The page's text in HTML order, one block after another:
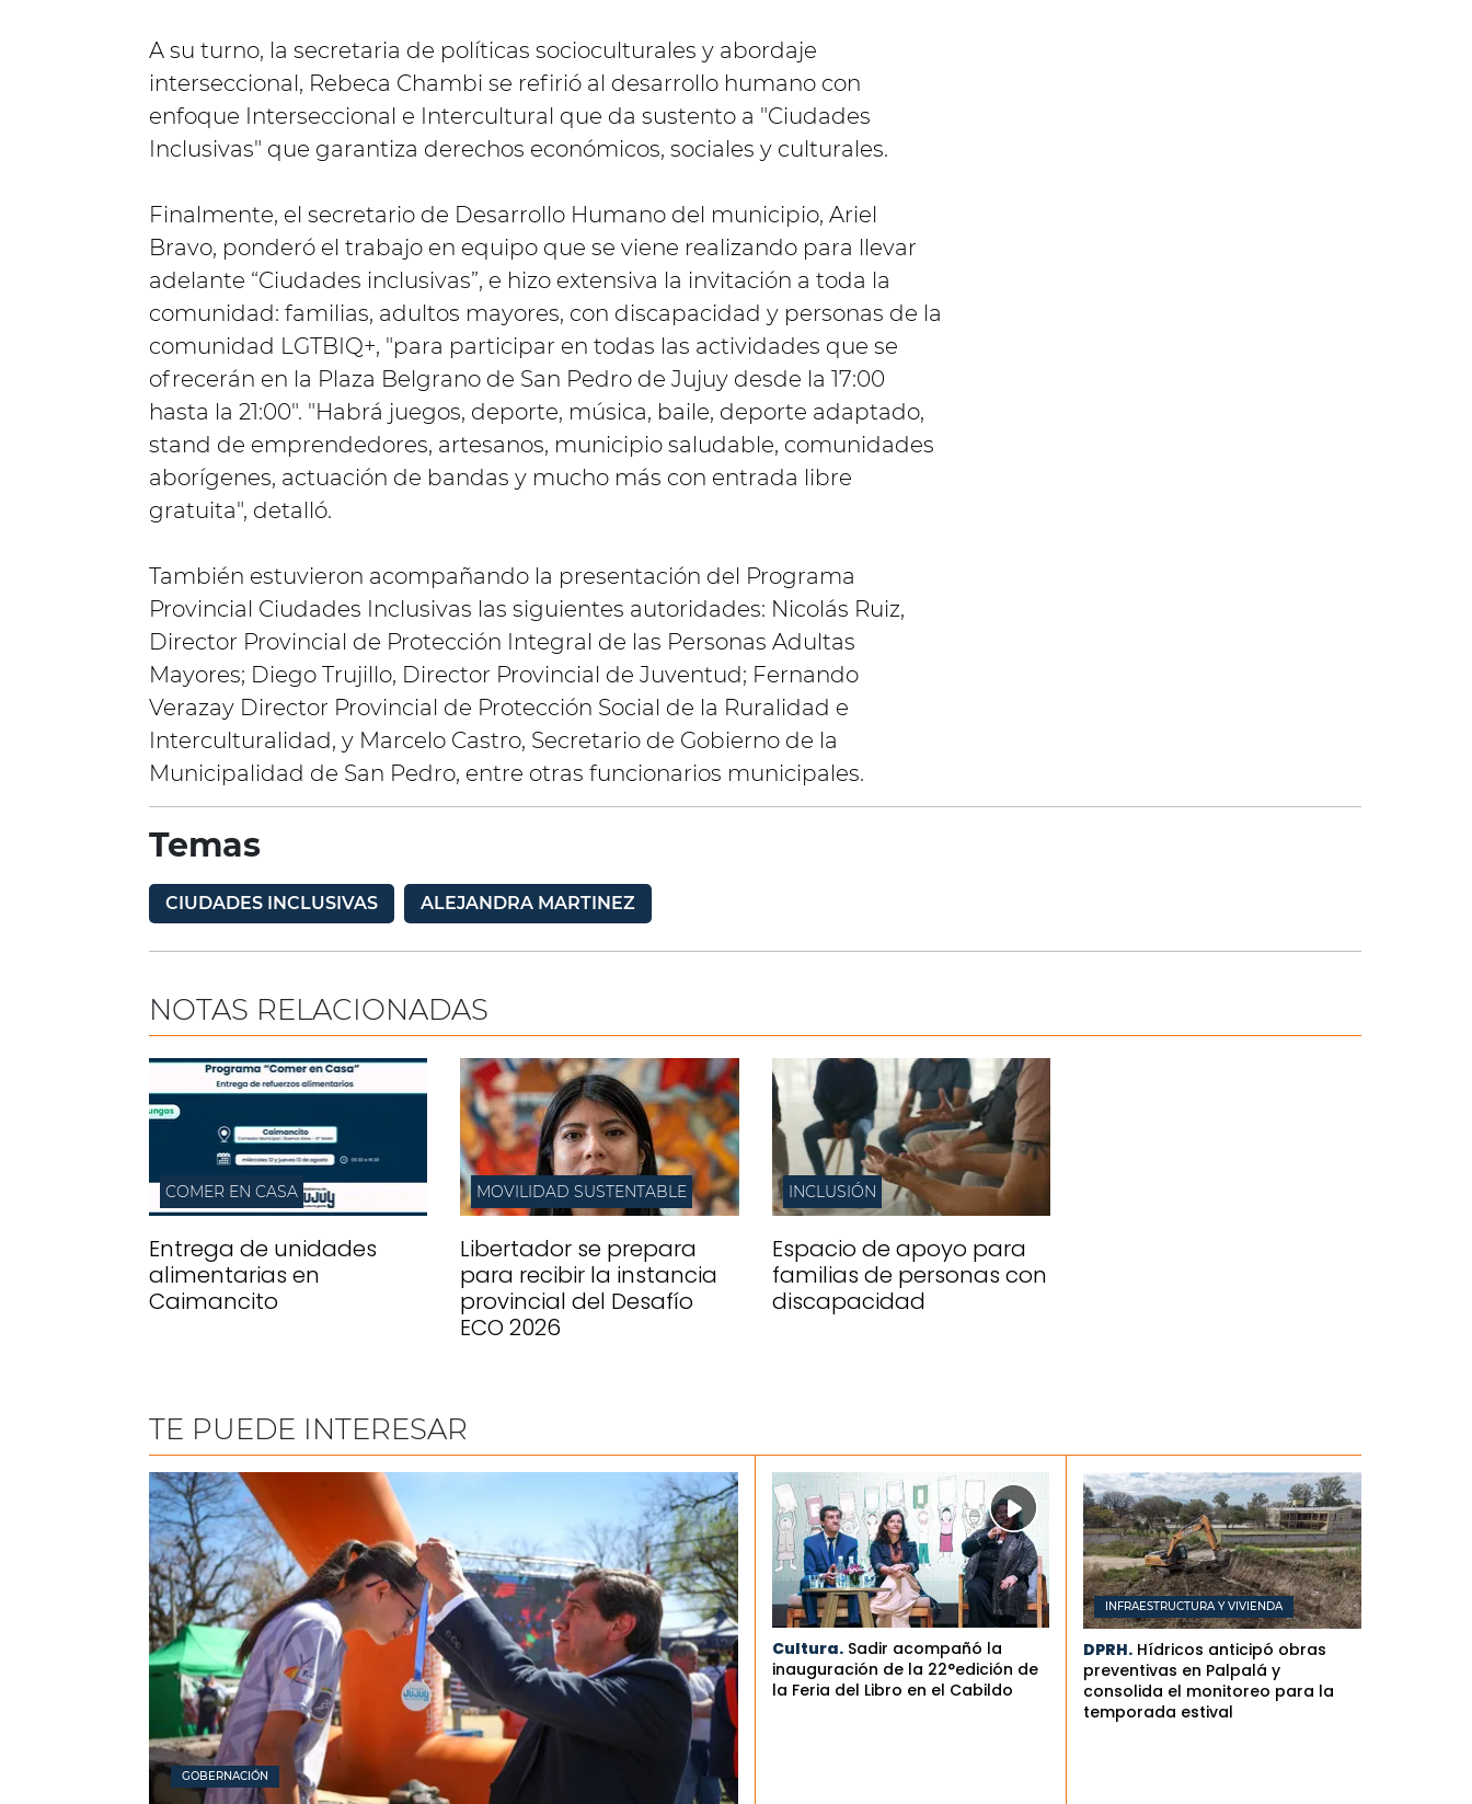
A su turno, la secretaria de políticas socioculturales y abordaje
interseccional, Rebeca Chambi se refirió al desarrollo humano con
enfoque Interseccional e Intercultural que da sustento a "Ciudades
Inclusivas" que garantiza derechos económicos, sociales y culturales.
Finalmente, el secretario de Desarrollo Humano del municipio, Ariel
Bravo, ponderó el trabajo en equipo que se viene realizando para llevar
adelante “Ciudades inclusivas”, e hizo extensiva la invitación a toda la
comunidad: familias, adultos mayores, con discapacidad y personas de la
comunidad LGTBIQ+, "para participar en todas las actividades que se
ofrecerán en la Plaza Belgrano de San Pedro de Jujuy desde la 17:00
hasta la 21:00". "Habrá juegos, deporte, música, baile, deporte adaptado,
stand de emprendedores, artesanos, municipio saludable, comunidades
aborígenes, actuación de bandas y mucho más con entrada libre
gratuita", detalló.
También estuvieron acompañando la presentación del Programa
Provincial Ciudades Inclusivas las siguientes autoridades: Nicolás Ruiz,
Director Provincial de Protección Integral de las Personas Adultas
Mayores; Diego Trujillo, Director Provincial de Juventud; Fernando
Verazay Director Provincial de Protección Social de la Ruralidad e
Interculturalidad, y Marcelo Castro, Secretario de Gobierno de la
Municipalidad de San Pedro, entre otras funcionarios municipales.
Temas
CIUDADES INCLUSIVAS ALEJANDRA MARTINEZ
NOTAS RELACIONADAS
COMER EN CASA
Entrega de unidades
alimentarias en
Caimancito
MOVILIDAD SUSTENTABLE
Libertador se prepara
para recibir la instancia
provincial del Desafío
ECO 2026
INCLUSIÓN
Espacio de apoyo para
familias de personas con
discapacidad
TE PUEDE INTERESAR
GOBERNACIÓN
Cultura. Sadir acompañó la
inauguración de la 22°edición de
la Feria del Libro en el Cabildo
INFRAESTRUCTURA Y VIVIENDA
DPRH. Hídricos anticipó obras
preventivas en Palpalá y
consolida el monitoreo para la
temporada estival